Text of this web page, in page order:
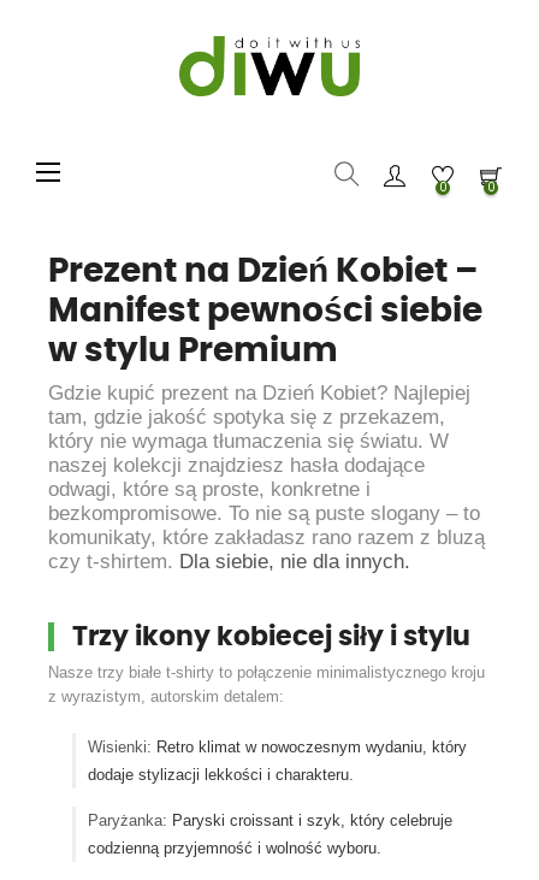
Toggle navigation
☰ 0 0
Prezent na Dzień Kobiet –
Manifest pewności siebie
w stylu Premium
Gdzie kupić prezent na Dzień Kobiet? Najlepiej
tam, gdzie jakość spotyka się z przekazem,
który nie wymaga tłumaczenia się światu. W
naszej kolekcji znajdziesz hasła dodające
odwagi, które są proste, konkretne i
bezkompromisowe. To nie są puste slogany – to
komunikaty, które zakładasz rano razem z bluzą
czy t-shirtem. Dla siebie, nie dla innych.
Trzy ikony kobiecej siły i stylu
Nasze trzy białe t-shirty to połączenie minimalistycznego kroju
z wyrazistym, autorskim detalem:
Wisienki: Retro klimat w nowoczesnym wydaniu, który
dodaje stylizacji lekkości i charakteru.
Paryżanka: Paryski croissant i szyk, który celebruje
codzienną przyjemność i wolność wyboru.